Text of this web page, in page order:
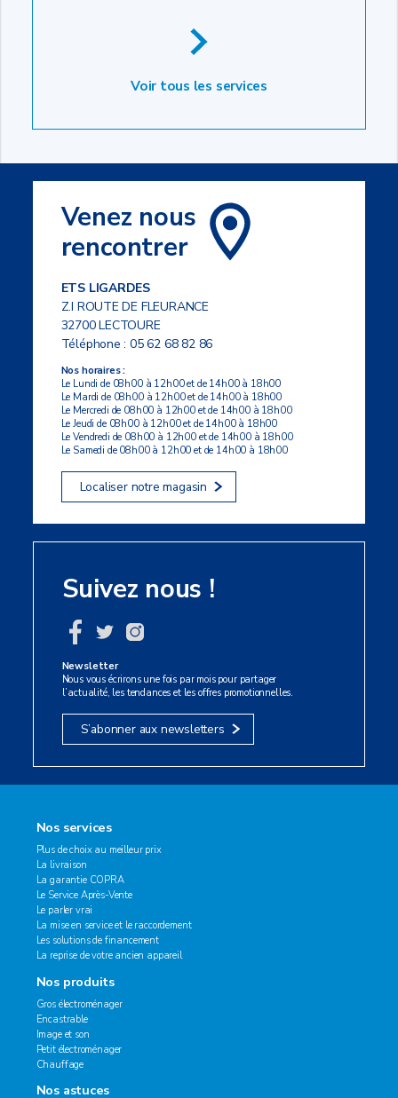
Voir tous les services
Venez nous
rencontrer
ETS LIGARDES
Z.I ROUTE DE FLEURANCE
32700 LECTOURE
Téléphone :05 62 68 82 86
Nos horaires :
Le Lundi de 08h00 à 12h00 et de 14h00 à 18h00
Le Mardi de 08h00 à 12h00 et de 14h00 à 18h00
Le Mercredi de 08h00 à 12h00 et de 14h00 à 18h00
Le Jeudi de 08h00 à 12h00 et de 14h00 à 18h00
Le Vendredi de 08h00 à 12h00 et de 14h00 à 18h00
Le Samedi de 08h00 à 12h00 et de 14h00 à 18h00
Localiser notre magasin
Suivez nous !
Newsletter
Nous vous écrirons une fois par mois pour partager
l’actualité, les tendances et les offres promotionnelles.
S’abonner aux newsletters
Nos services
Plus de choix au meilleur prix
La livraison
La garantie COPRA
Le Service Après-Vente
Le parler vrai
La mise en service et le raccordement
Les solutions de financement
La reprise de votre ancien appareil
Nos produits
Gros électroménager
Encastrable
Image et son
Petit électroménager
Chauffage
Nos astuces